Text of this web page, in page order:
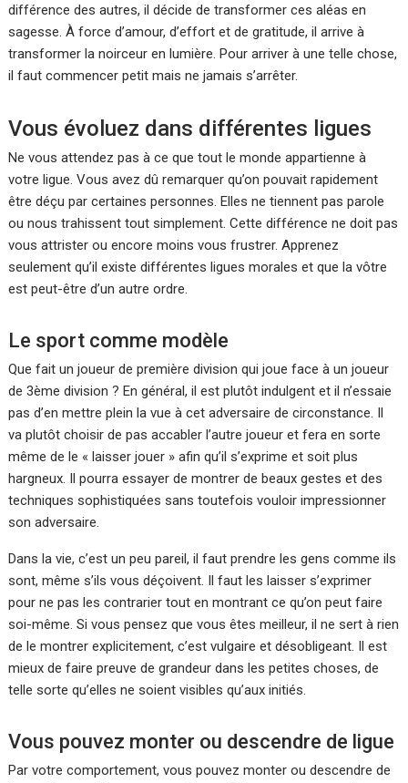
différence des autres, il décide de transformer ces aléas en
sagesse. À force d’amour, d’effort et de gratitude, il arrive à
transformer la noirceur en lumière. Pour arriver à une telle chose,
il faut commencer petit mais ne jamais s’arrêter.
Vous évoluez dans différentes ligues
Ne vous attendez pas à ce que tout le monde appartienne à
votre ligue. Vous avez dû remarquer qu’on pouvait rapidement
être déçu par certaines personnes. Elles ne tiennent pas parole
ou nous trahissent tout simplement. Cette différence ne doit pas
vous attrister ou encore moins vous frustrer. Apprenez
seulement qu’il existe différentes ligues morales et que la vôtre
est peut-être d’un autre ordre.
Le sport comme modèle
Que fait un joueur de première division qui joue face à un joueur
de 3ème division ? En général, il est plutôt indulgent et il n’essaie
pas d’en mettre plein la vue à cet adversaire de circonstance. Il
va plutôt choisir de pas accabler l’autre joueur et fera en sorte
même de le « laisser jouer » afin qu’il s’exprime et soit plus
hargneux. Il pourra essayer de montrer de beaux gestes et des
techniques sophistiquées sans toutefois vouloir impressionner
son adversaire.
Dans la vie, c’est un peu pareil, il faut prendre les gens comme ils
sont, même s’ils vous déçoivent. Il faut les laisser s’exprimer
pour ne pas les contrarier tout en montrant ce qu’on peut faire
soi-même. Si vous pensez que vous êtes meilleur, il ne sert à rien
de le montrer explicitement, c’est vulgaire et désobligeant. Il est
mieux de faire preuve de grandeur dans les petites choses, de
telle sorte qu’elles ne soient visibles qu’aux initiés.
Vous pouvez monter ou descendre de ligue
Par votre comportement, vous pouvez monter ou descendre de